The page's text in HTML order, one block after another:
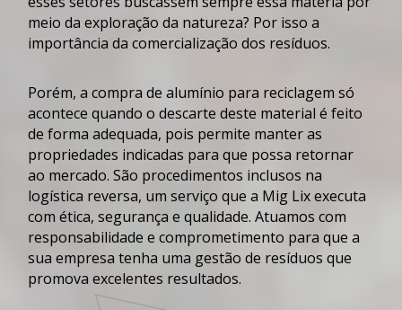
meio da exploração da natureza? Por isso a
importância da comercialização dos resíduos.
Porém, acompra de alumínio para reciclagem só
acontece quando o descarte deste material é feito
de forma adequada, pois permite manter as
propriedades indicadas para que possa retornar
ao mercado. São procedimentos inclusos na
logística reversa, um serviço que a Mig Lix executa
com ética, segurança e qualidade. Atuamos com
responsabilidade e comprometimento para que a
sua empresa tenha uma gestão de resíduos que
promova excelentes resultados.